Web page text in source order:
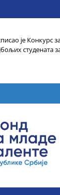
је Конкурс
студената